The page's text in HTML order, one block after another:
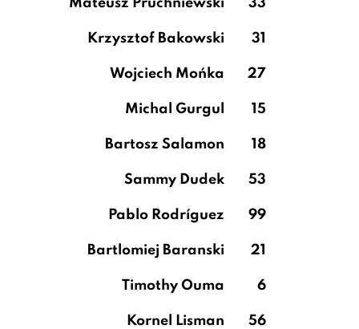
Mateusz Pruchniewski 33
Krzysztof Bakowski 31
Wojciech Mońka 27
Michal Gurgul 15
Bartosz Salamon 18
Sammy Dudek 53
Pablo Rodríguez 99
Bartlomiej Baranski 21
Timothy Ouma 6
Kornel Lisman 56